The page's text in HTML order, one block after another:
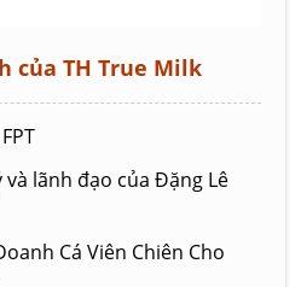
của TH True Milk
lãnh đạo của Đặng Lê
Cá Viên Chiên Cho